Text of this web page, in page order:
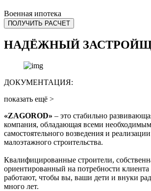
Военная ипотека
ПОЛУЧИТЬ РАСЧЕТ
НАДЁЖНЫЙ
ДОКУМЕНТАЦИЯ:
показать ещё >
«ZAGOROD» – это стабильно
компания, обладающая всеми
самостоятельного возведения и
малоэтажного строительства.
Квалифицированные строители,
ориентированный на потребности
работают, чтобы вы, ваши дети и внуки
много лет.